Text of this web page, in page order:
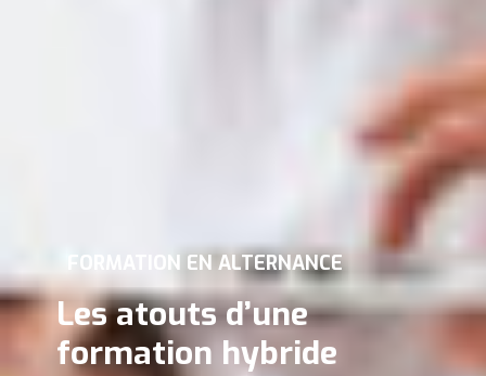
FORMATION EN ALTERNANCE
Les atouts d’une
formation hybride